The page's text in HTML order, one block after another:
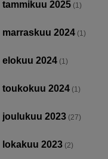
tammikuu 2025 (1)
marraskuu 2024 (1)
elokuu 2024 (1)
toukokuu 2024 (1)
joulukuu 2023 (27)
lokakuu 2023 (2)